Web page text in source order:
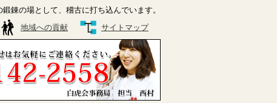
錬の場として、稽古に打ち込んでいます。
地域への貢献 サイトマップ